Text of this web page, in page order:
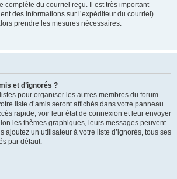
complète du courriel reçu. Il est très important
des informations sur l’expéditeur du courriel).
prendre les mesures nécessaires.
et d’ignorés ?
pour organiser les autres membres du forum.
liste d’amis seront affichés dans votre panneau
rapide, voir leur état de connexion et leur envoyer
les thèmes graphiques, leurs messages peuvent
ajoutez un utilisateur à votre liste d’ignorés, tous ses
par défaut.